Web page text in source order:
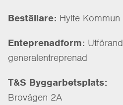
Beställare: Hylte Kommun
Enteprenadform:
generalentreprenad
T&S Byggarbetsplats:
Brovägen 2A